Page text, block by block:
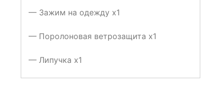
— Зажим на одежду x1
— Поролоновая ветрозащита x1
— Липучка x1